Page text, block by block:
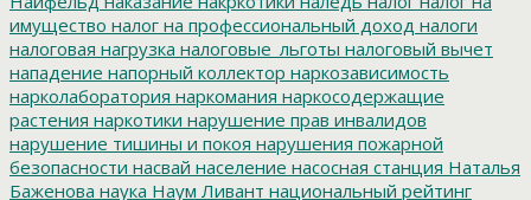
имущество налог на профессиональный доход налоги
налоговая нагрузка налоговые_льготы налоговый вычет
нападение напорный коллектор наркозависимость
нарколаборатория наркомания наркосодержащие
растения наркотики нарушение прав инвалидов
нарушение тишины и покоя нарушения пожарной
безопасности насвай население насосная станция Наталья
Баженова наука Наум Ливант национальный рейтинг